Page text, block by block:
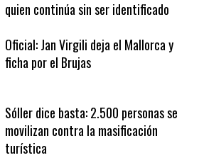
quien continúa sin ser identificado
Oficial: Jan Virgili deja el Mallorca y
ficha por el Brujas
Sóller dice basta: 2.500 personas se
movilizan contra la masificación
turística